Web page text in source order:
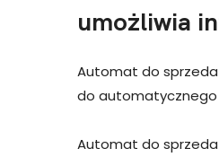
umożliwia
Automat do
do automatycznego
Automat do